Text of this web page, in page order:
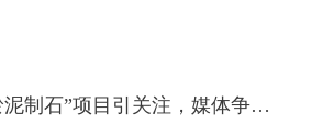
制石”项目引关注，媒体争相